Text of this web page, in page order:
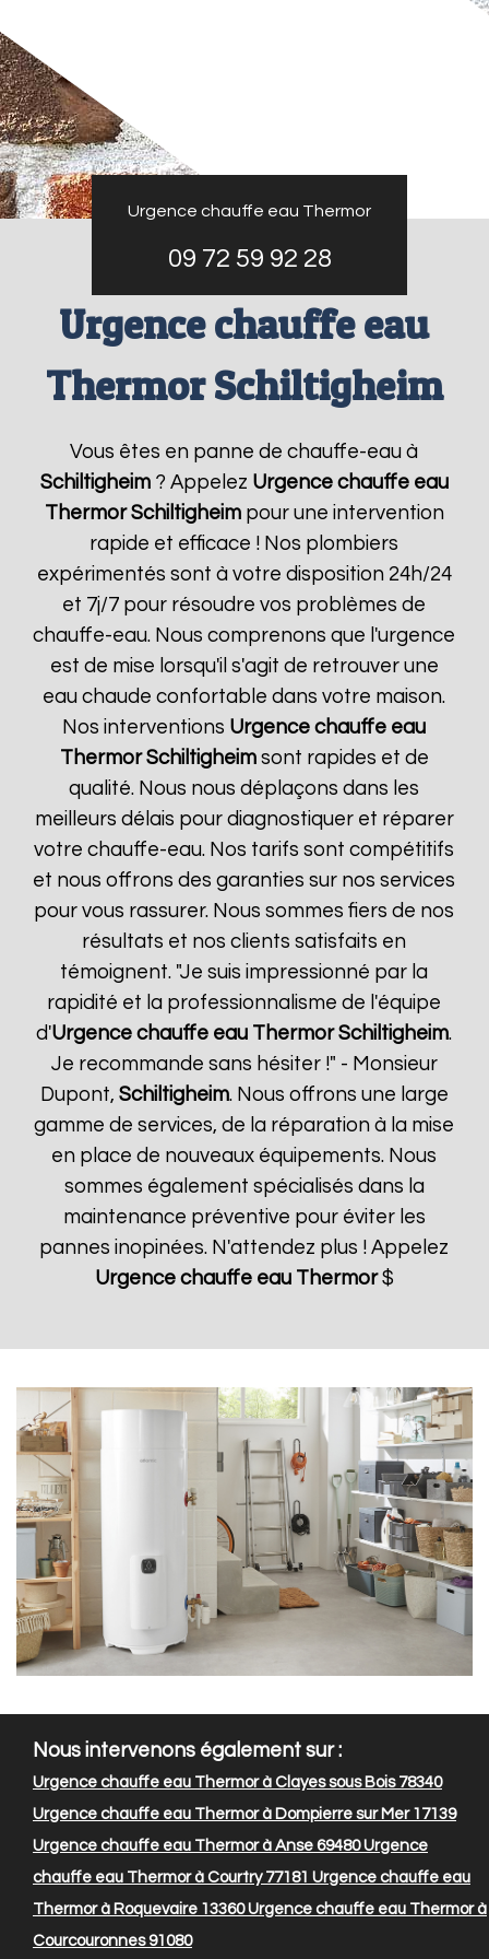
Urgence chauffe eau Thermor
09 72 59 92 28
Urgence chauffe eau
Thermor Schiltigheim
Vous êtes en panne de chauffe-eau à
Schiltigheim? Appelez Urgence chauffe eau
Thermor Schiltigheimpour une intervention
rapide et efficace ! Nos plombiers
expérimentés sont à votre disposition 24h/24
et 7j/7 pour résoudre vos problèmes de
chauffe-eau. Nous comprenons que l'urgence
est de mise lorsqu'il s'agit de retrouver une
eau chaude confortable dans votre maison.
Nos interventions Urgence chauffe eau
Thermor Schiltigheimsont rapides et de
qualité. Nous nous déplaçons dans les
meilleurs délais pour diagnostiquer et réparer
votre chauffe-eau. Nos tarifs sont compétitifs
et nous offrons des garanties sur nos services
pour vous rassurer. Nous sommes fiers de nos
résultats et nos clients satisfaits en
témoignent. "Je suis impressionné par la
rapidité et la professionnalisme de l'équipe
d'Urgence chauffe eau Thermor Schiltigheim.
Je recommande sans hésiter !" - Monsieur
Dupont, Schiltigheim. Nous offrons une large
gamme de services, de la réparation à la mise
en place de nouveaux équipements. Nous
sommes également spécialisés dans la
maintenance préventive pour éviter les
pannes inopinées. N'attendez plus ! Appelez
Urgence chauffe eau Thermor$
Nous intervenons également sur :
Urgence chauffe eau Thermor à Clayes sous Bois 78340
Urgence chauffe eau Thermor à Dompierre sur Mer 17139
Urgence chauffe eau Thermor à Anse 69480Urgence
chauffe eau Thermor à Courtry 77181 Urgence chauffe eau
Thermor à Roquevaire 13360Urgence chauffe eau Thermor à
Courcouronnes 91080